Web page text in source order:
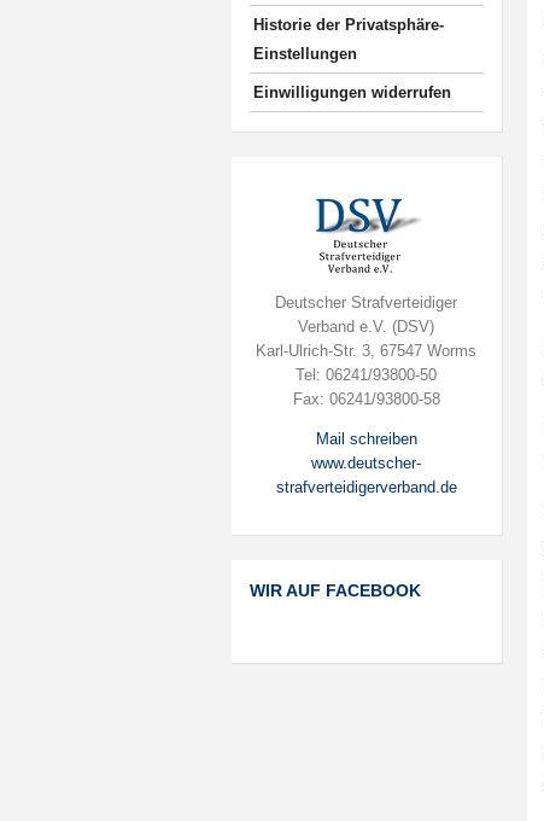
Historie der Privatsphäre-
Einstellungen
Einwilligungen widerrufen
Deutscher Strafverteidiger
Verband e.V. (DSV)
Karl-Ulrich-Str. 3, 67547 Worms
Tel: 06241/93800-50
Fax: 06241/93800-58
Mail schreiben
www.deutscher-
strafverteidigerverband.de
WIR AUF FACEBOOK